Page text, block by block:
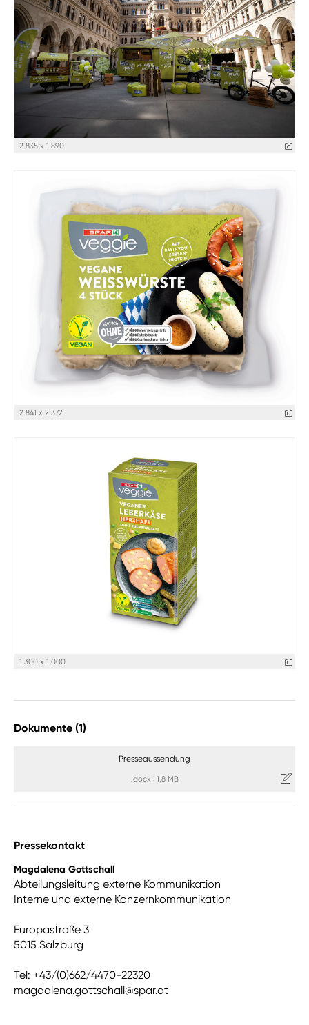
2 835 x 1 890
2 841 x 2 372
1 300 x 1 000
Dokumente (1)
Presseaussendung
.docx | 1,8 MB
Pressekontakt
Magdalena Gottschall
Abteilungsleitung externe Kommunikation
Interne und externe Konzernkommunikation
Europastraße 3
5015 Salzburg
Tel: +43/(0)662/4470-22320
magdalena.gottschall@spar.at